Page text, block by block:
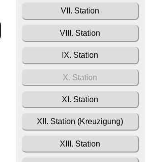
VII. Station
VIII. Station
IX. Station
X. Station
XI. Station
XII. Station (Kreuzigung)
XIII. Station